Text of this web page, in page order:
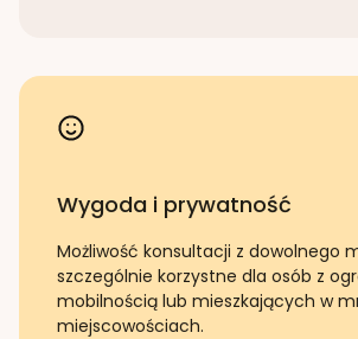
Wygoda i prywatność
Możliwość konsultacji z dowolnego
szczególnie korzystne dla osób z
mobilnością lub mieszkających w
miejscowościach.